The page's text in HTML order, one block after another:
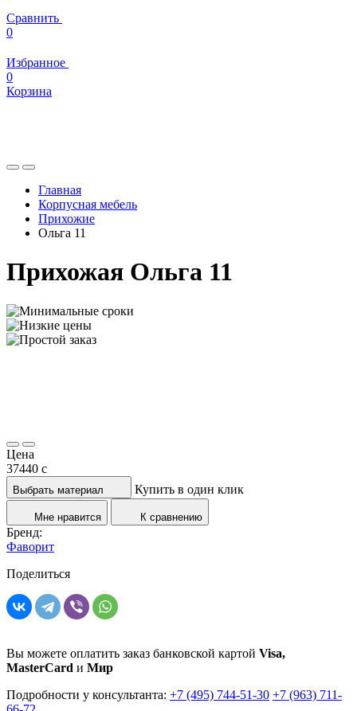
Сравнить
0
Избранное
0
Корзина
Главная
Корпусная мебель
Прихожие
Ольга 11
Прихожая Ольга 11
Цена
37440 c
Выбрать материал Купить в один клик
Мне нравится К сравнению
Бренд:
Фаворит
Поделиться
Вы можете оплатить заказ банковской картой Visa,
MasterCard и Мир
Подробности у консультанта: +7 (495) 744-51-30 +7 (963) 711-